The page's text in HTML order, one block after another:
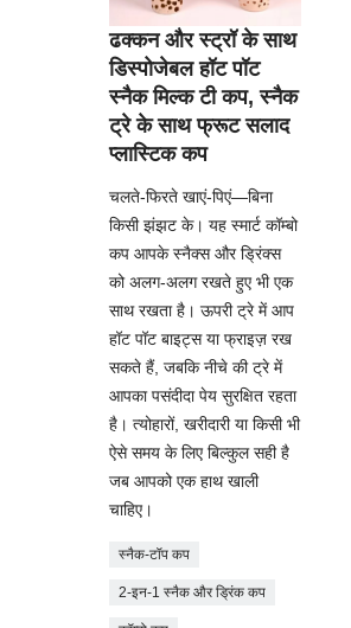
ढक्कन और स्ट्रॉ के साथ
डिस्पोजेबल हॉट पॉट
स्नैक मिल्क टी कप, स्नैक
ट्रे के साथ फ्रूट सलाद
प्लास्टिक कप
चलते-फिरते खाएं-पिएं—बिना
किसी झंझट के। यह स्मार्ट कॉम्बो
कप आपके स्नैक्स और ड्रिंक्स
को अलग-अलग रखते हुए भी एक
साथ रखता है। ऊपरी ट्रे में आप
हॉट पॉट बाइट्स या फ्राइज़ रख
सकते हैं, जबकि नीचे की ट्रे में
आपका पसंदीदा पेय सुरक्षित रहता
है। त्योहारों, खरीदारी या किसी भी
ऐसे समय के लिए बिल्कुल सही है
जब आपको एक हाथ खाली
चाहिए।
स्नैक-टॉप कप
2-इन-1 स्नैक और ड्रिंक कप